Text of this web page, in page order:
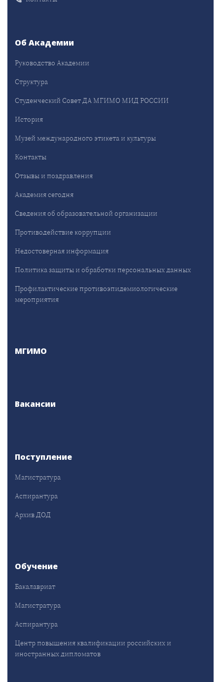
Об Академии
Руководство Академии
Структура
Студенческий Совет ДА МГИМО МИД РОССИИ
История
Музей международного этикета и культуры
Контакты
Отзывы и поздравления
Академия сегодня
Сведения об образовательной организации
Противодействие коррупции
Недостоверная информация
Политика защиты и обработки персональных данных
Профилактические противоэпидемиологические
мероприятия
МГИМО
Вакансии
Поступление
Магистратура
Аспирантура
Архив ДОД
Обучение
Бакалавриат
Магистратура
Аспирантура
Центр повышения квалификации российских и
иностранных дипломатов